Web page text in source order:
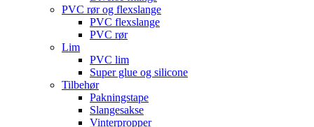
PVC rør og flexslange
PVC flexslange
PVC rør
Lim
PVC lim
Super glue og silicone
Tilbehør
Pakningstape
Slangesakse
Vinterpropper